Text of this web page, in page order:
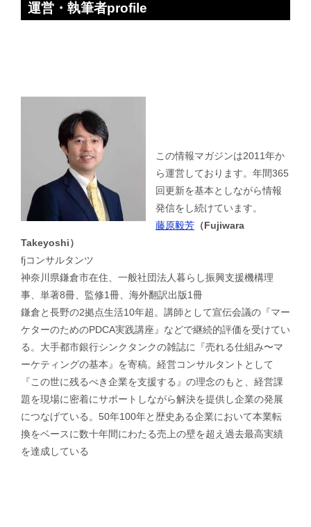
運営・執筆者profile
この情報マガジンは2011年か
ら運営しております。年間365
回更新を基本としながら情報
発信をし続けています。
藤原毅芳 （Fujiwara
Takeyoshi）
fjコンサルタンツ
神奈川県鎌倉市在住、一般社団法人暮らし振興支援機構理
事、単著8冊、監修1冊、海外翻訳出版1冊
鎌倉と長野の2拠点生活10年超。講師として宣伝会議の『マー
ケターのためのPDCA実践講座』などで継続的評価を受けてい
る。大手都市銀行シンクタンクの雑誌に『売れる仕組み〜マ
ーケティングの基本』を寄稿。経営コンサルタントとして
『この世に残るべき企業を支援する』の理念のもと、経営課
題を現場に密着にサポートしながら解決を提供し企業の発展
につなげている。50年100年と歴史ある企業において本業転
換をベースに数十年間にわたる売上の壁を超え過去最高実績
を達成している